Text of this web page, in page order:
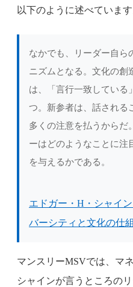
以下のように述べています
なかでも、リーダー自ら
ニズムとなる。文化の創
は、「言行一致している
つ。新参者は、話される
多くの注意を払うからだ
ーはどのようなことに注
を与えるかである。
エドガー・H・シャイ
バーシティと文化の仕
マンスリーMSVでは、マ
シャインが言うところの